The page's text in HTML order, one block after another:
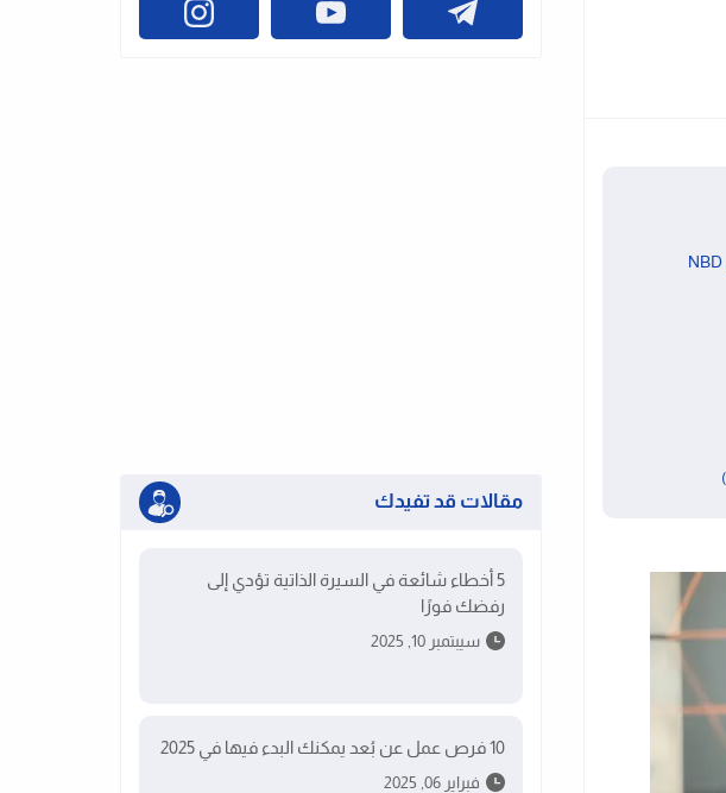
مقالات قد تفيدك
5 أخطاء شائعة في السيرة الذاتية تؤدي إلى
رفضك فورًا
سيبتمبر 10, 2025
10 فرص عمل عن بُعد يمكنك البدء فيها في 2025
فبراير 06, 2025